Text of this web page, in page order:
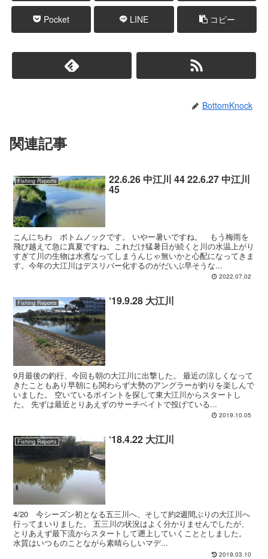
Pocket LINE コピー
BottomKnock
関連記事
Fishing Reports 22.6.26 中江川 44 22.6.27 中江川
45
こんにちわ ボトムノックです。 いやー暑いですね。 もう梅雨を
飛び越えて急に真夏ですね。これだけ猛暑日が続くと川の水温上がり
すぎて川の生物は水煮なってしまうんじゃ無いかと心配になってきま
す。今年の大江川はデスリバー化するのがだいぶ早そうな...
2022.07.02
Fishing Reports ‘19.9.28 大江川
9月最後の釣行、今回も朝の大江川に出撃した。 最近の涼しくなって
きたこともあり早朝にも関わらず大勢のアングラーが釣りを楽しんで
いました。 空いているポイントを探して東大江川からスタートし
た。 先ずは最近とりあえずのサーチベイトで投げている...
2019.10.05
Fishing Reports ‘18.4.22 大江川
4/20 今シーズン初となる五三川へ、そして約2週間ぶりの大江川へ
行ってまいりました。 五三川の状況はよく分かりませんでしたが、
とりあえず最下流からスタートして遡上していくこととしました。
水質はいつものことながら素晴らしいマデ...
2019.03.10